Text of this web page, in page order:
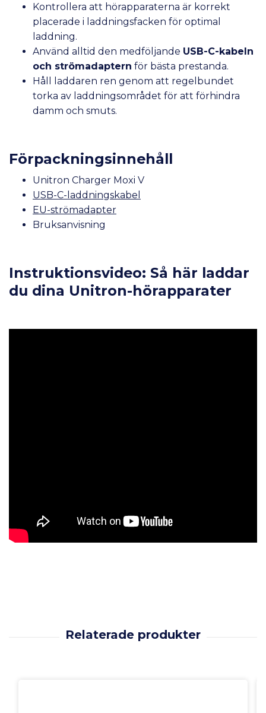
Kontrollera att hörapparaterna är korrekt
placerade i laddningsfacken för optimal
laddning.
Använd alltid den medföljande USB-C-kabeln
och strömadaptern för bästa prestanda.
Håll laddaren ren genom att regelbundet
torka av laddningsområdet för att förhindra
damm och smuts.
Förpackningsinnehåll
Unitron Charger Moxi V
USB-C-laddningskabel
EU-strömadapter
Bruksanvisning
Instruktionsvideo: Så här laddar
du dina Unitron-hörapparater